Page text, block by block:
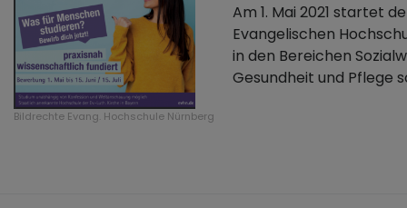
Bildrechte Evang. Hochschule Nürnberg
Am 1. Mai 2021 startet
Evangelischen
in den Bereichen
Gesundheit und Pflege